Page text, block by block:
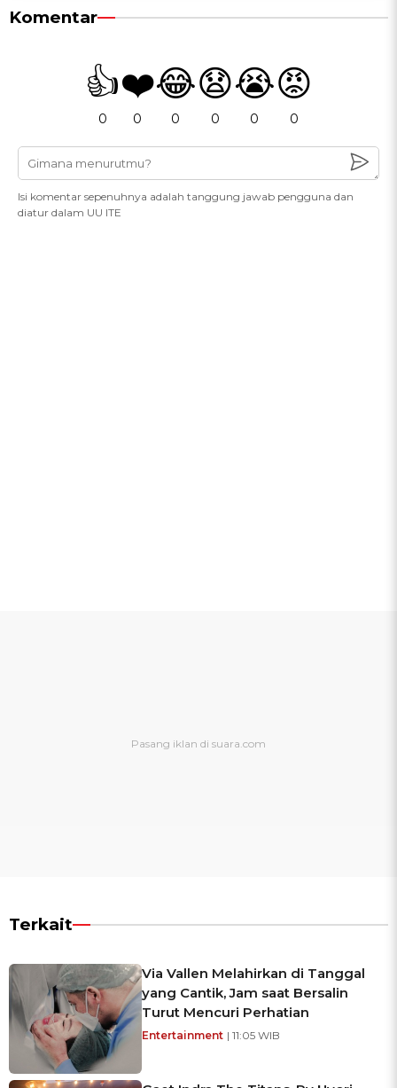
Komentar
👍
0
❤️
0
😂
0
😧
0
😭
0
😡
0
Isi komentar sepenuhnya adalah tanggung jawab pengguna dan
diatur dalam UU ITE
Terkait
Via Vallen Melahirkan di Tanggal
yang Cantik, Jam saat Bersalin
Turut Mencuri Perhatian
Entertainment | 11:05 WIB